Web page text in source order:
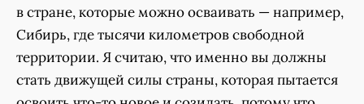
в стране, которые можно осваивать — например,
Сибирь, где тысячи километров свободной
территории. Я считаю, что именно вы должны
стать движущей силы страны, которая пытается